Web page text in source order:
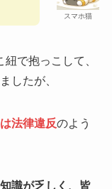
スマホ猫
で抱っこして、
したが、
法律違反のよう
知識が乏しく、皆